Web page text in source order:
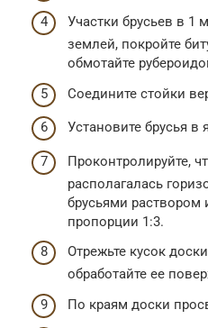
Участки брусьев в 1
землей, покройте
обмотайте
Соедините стойки
Установите брусья в
Проконтролируйте,
располагалась
брусьями раствором
пропорции 1:3.
Отрежьте кусок
обработайте ее
По краям доски